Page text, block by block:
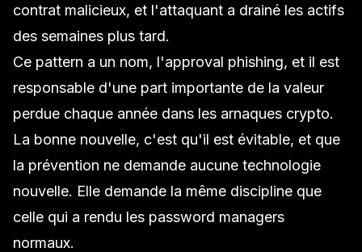
contrat malicieux, et l'attaquant a drainé les actifs
des semaines plus tard.
Ce pattern a un nom, l'approval phishing, et il est
responsable d'une part importante de la valeur
perdue chaque année dans les arnaques crypto.
La bonne nouvelle, c'est qu'il est évitable, et que
la prévention ne demande aucune technologie
nouvelle. Elle demande la même discipline que
celle qui a rendu les password managers
normaux.